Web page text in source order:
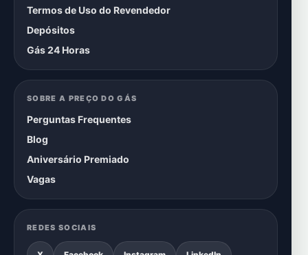
Termos de Uso do Revendedor
Depósitos
Gás 24 Horas
SOBRE A PREÇO DO GÁS
Perguntas Frequentes
Blog
Aniversário Premiado
Vagas
REDES SOCIAIS